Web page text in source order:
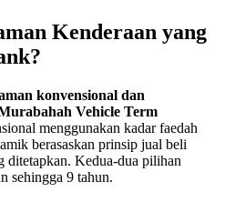
Kenderaan yang
konvensional dan
Vehicle Term
menggunakan kadar faedah
berasaskan prinsip jual beli
ditetapkan. Kedua-dua pilihan
sehingga 9 tahun.